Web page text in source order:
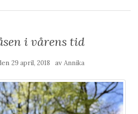
i vårens tid
29 april, 2018 av Annika